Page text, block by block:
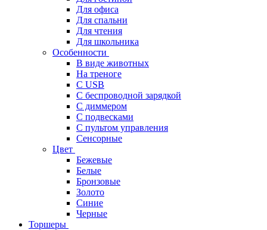
Для офиса
Для спальни
Для чтения
Для школьника
Особенности
В виде животных
На треноге
С USB
С беспроводной зарядкой
С диммером
С подвесками
С пультом управления
Сенсорные
Цвет
Бежевые
Белые
Бронзовые
Золото
Синие
Черные
Торшеры